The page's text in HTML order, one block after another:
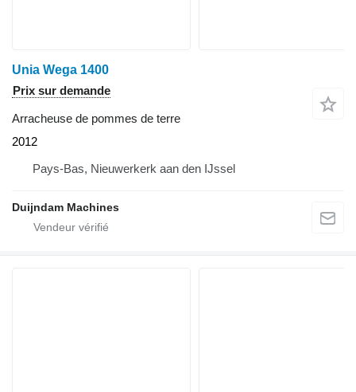
Unia Wega 1400
Prix sur demande
Arracheuse de pommes de terre
2012
Pays-Bas, Nieuwerkerk aan den IJssel
Duijndam Machines